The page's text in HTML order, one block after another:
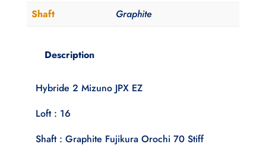
Shaft
Graphite
Description
Hybride 2 Mizuno JPX EZ
Loft : 16
Shaft : Graphite Fujikura Orochi 70 Stiff